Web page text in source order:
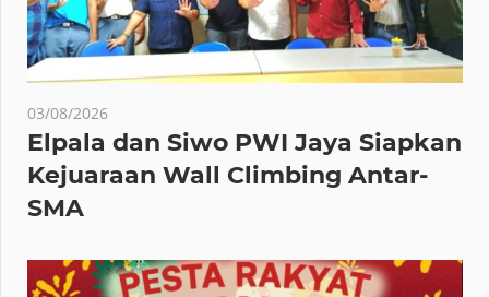
03/08/2026
Elpala dan Siwo PWI Jaya Siapkan
Kejuaraan Wall Climbing Antar-
SMA